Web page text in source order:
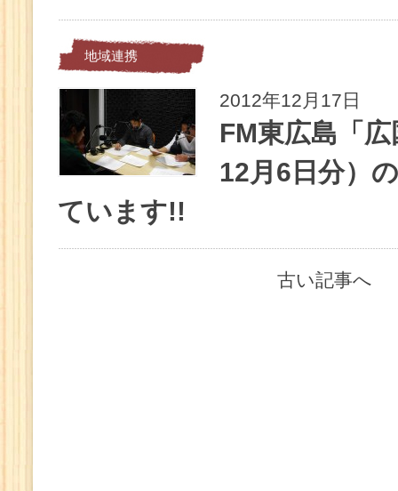
地域連携
2012年12月17日
FM東広島「
12月6日分）
ています!!
古い記事へ